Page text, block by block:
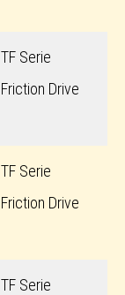
TF Serie
Friction Drive
TF Serie
Friction Drive
TF Serie